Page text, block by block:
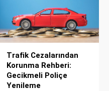
Trafik Cezalarından
Korunma Rehberi:
Gecikmeli Poliçe
Yenileme